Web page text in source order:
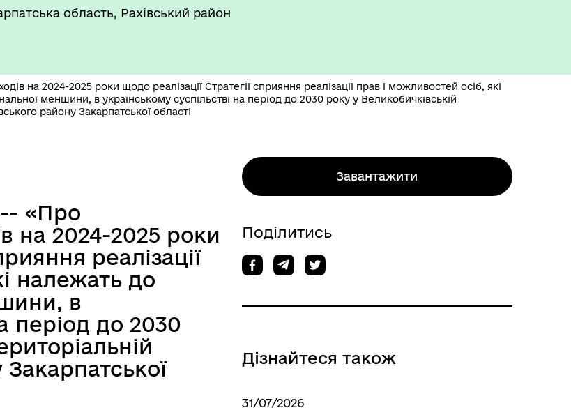
область, Рахівський район
на 2024-2025 роки щодо реалізації Стратегії сприяння реалізації прав і можливостей осіб, які
меншини, в українському суспільстві на період до 2030 року у Великобичківській
району Закарпатської області
«Про
на 2024-2025 роки
реалізації
належать до
в
період до 2030
Завантажити
Поділитись
Дізнайтеся також
31/07/2026